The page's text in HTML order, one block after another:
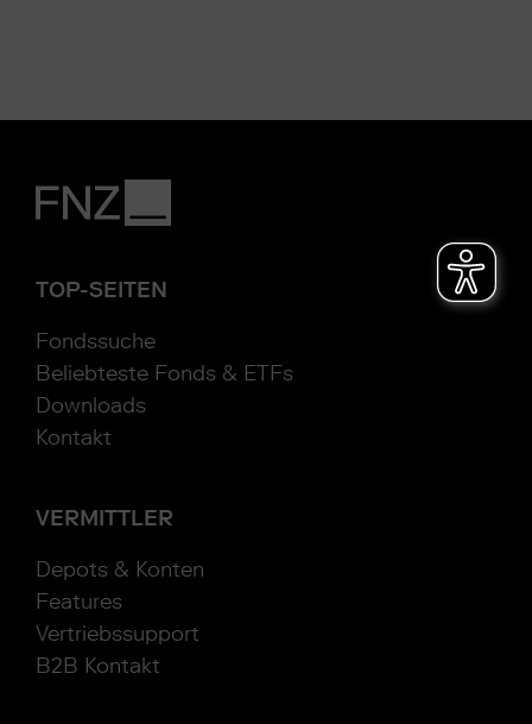
TOP-SEITEN
Fondssuche
Beliebteste Fonds & ETFs
Downloads
Kontakt
VERMITTLER
Depots & Konten
Features
Vertriebssupport
B2B Kontakt